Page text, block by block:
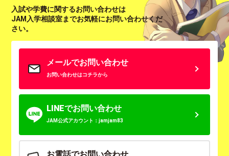
入試や学費に関するお問い合わせは
JAM入学相談室までお気軽にお問い合わせくだ
さい。
メールでお問い合わせ
お問い合わせはコチラから
LINEでお問い合わせ
JAM公式アカウント：jamjam83